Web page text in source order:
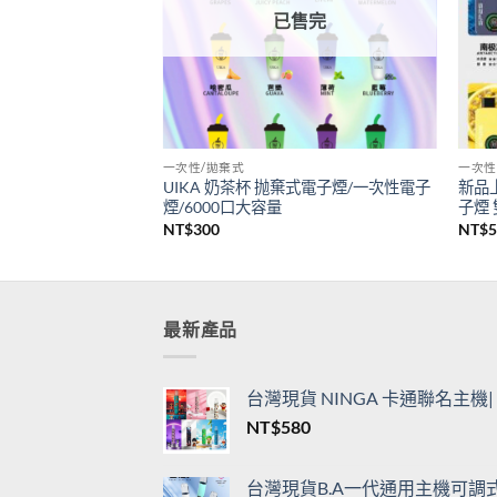
已售完
一次性/拋棄式
UIKA 奶茶杯 抛棄式電子煙/一次性電子
煙/6000口大容量
NT$300
一次
新品
子煙
NT$
最新產品
台灣現貨 NINGA 卡通聯名主
NT$580
台灣現貨B.A一代通用主機可調